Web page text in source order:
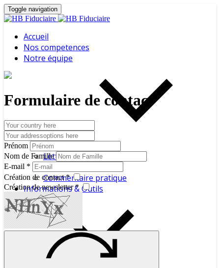
Toggle navigation
Accueil
Nos competences
Notre équipe
Nouvelles
A la une
Lettre d'information
Dossier du mois
Commentaire pratique
Informations & Outils
Formulaire de contact
Prénom
Nom de Famille
E-mail *
Création de contact *
Création de newsletter *